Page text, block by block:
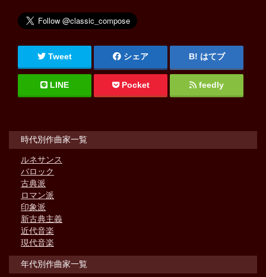
Tweet シェア はてブ
LINE Pocket feedly
時代別作曲家一覧
ルネサンス
バロック
古典派
ロマン派
印象派
新古典主義
近代音楽
現代音楽
年代別作曲家一覧